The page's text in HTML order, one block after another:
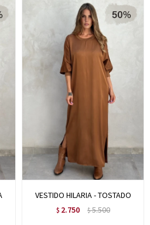
VESTIDO HILARIA - TOSTADO
$ 2.750 $5.500